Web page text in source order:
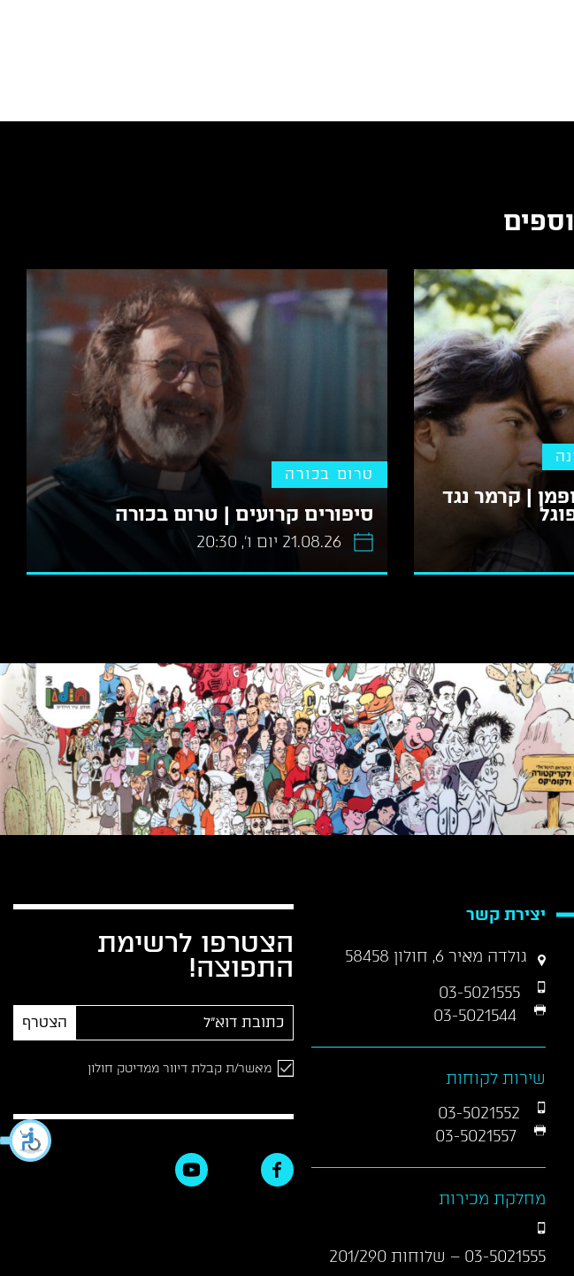
הופמן | קרמר נגד
טרום בכורה
סיפורים קרועים | טרום בכורה
21.08.26 יום ו׳, 20:30
יצירת קשר
גולדה מאיר 6, חולון 58458
שירות לקוחות
מחלקת מכירות
03-5021555 – שלוחות 201/290
הצטרפו לרשימת
התפוצה!
הצטרף
מאשר/ת קבלת דיוור ממדיטק חולון